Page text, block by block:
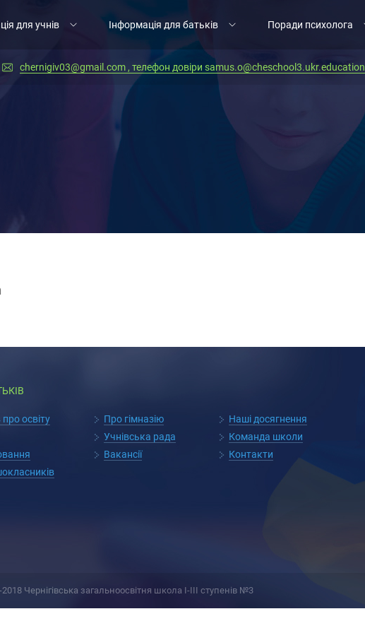
для учнів Інформація для батьків Поради психолога
chernigiv03@gmail.com , телефон довіри samus.o@cheschool3.ukr.education
освіту
Про гімназію
Учнівська рада
Вакансії
Наші досягнення
Команда школи
Контакти
Чернігівська загальноосвітня школа І-ІІІ ступенів №3